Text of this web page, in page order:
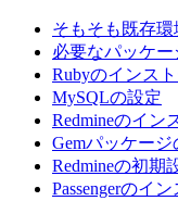
そもそも既存
必要なパッケ
Rubyのインス
MySQLの設定
Redmineのイン
Gemパッケー
Redmineの初期
Passengerのイ